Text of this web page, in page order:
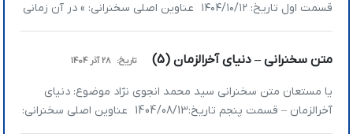
قسمت اول تاریخ: ۱۴۰۴/۱۰/۱۲ عناوین اصلی سخنرانی: » در آن زمانی
که خیلی دلت شکست و دیدی دیگر کاری از دستت برنمیآید، فقط
صحبت می‌کنم و بیشتر به مناجات […]
متن سخنرانی – دنیای آخرالزمان (5) تاریخ: 28 آذر 1404
یا مستعان متن سخنرانی سید محمد انجوی نژاد موضوع: دنیای
آخرالزمان – قسمت پنجم تاریخ:1404/08/13 عناوین اصلی سخنرانی:
» برای مواجهه با قوای شیطانی به چه سلاح‌هایی نیاز داریم؟ »